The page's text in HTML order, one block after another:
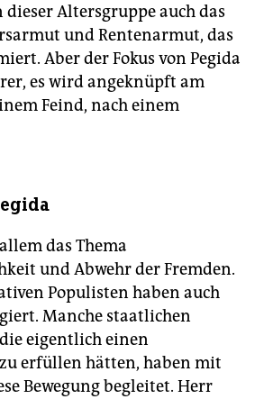
Altersgruppe auch das
und Rentenarmut, das
Aber der Fokus von Pegida
es wird angeknüpft am
Feind, nach einem
das Thema
und Abwehr der Fremden.
Populisten haben auch
Manche staatlichen
eigentlich einen
erfüllen hätten, haben mit
Bewegung begleitet. Herr